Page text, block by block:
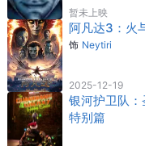
暂未上映
阿凡达3：火
饰 Neytiri
2025-12-19
银河护卫队：
特别篇